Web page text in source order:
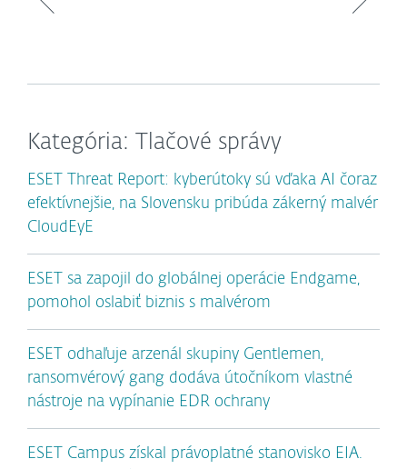
Kategória: Tlačové správy
ESET Threat Report: kyberútoky sú vďaka AI čoraz
efektívnejšie, na Slovensku pribúda zákerný malvér
CloudEyE
ESET sa zapojil do globálnej operácie Endgame,
pomohol oslabiť biznis s malvérom
ESET odhaľuje arzenál skupiny Gentlemen,
ransomvérový gang dodáva útočníkom vlastné
nástroje na vypínanie EDR ochrany
ESET Campus získal právoplatné stanovisko EIA.